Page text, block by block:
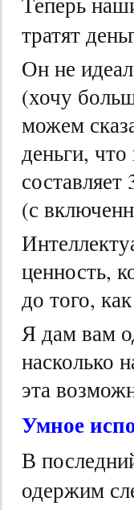
тратят
Он не
(хочу
можем
деньги,
(с
ценность,
до того,
Я дам вам
насколько
эта
Умное
В
одержим